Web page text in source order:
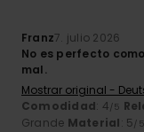
Franz7. julio 2026
No es perfecto
mal.
Mostrar original -
Comodidad: 4/5
Grande Material: 5/5